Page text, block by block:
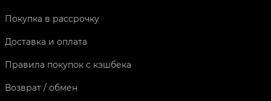
Покупка в рассрочку
Доставка и оплата
Правила покупок с кэшбека
Возврат / обмен